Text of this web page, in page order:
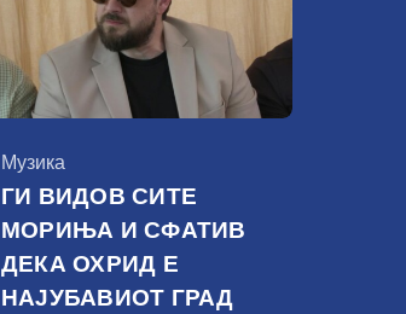
КАтегорија
Музика
ГИ ВИДОВ СИТЕ
МОРИЊА И СФАТИВ
ДЕКА ОХРИД Е
НАЈУБАВИОТ ГРАД